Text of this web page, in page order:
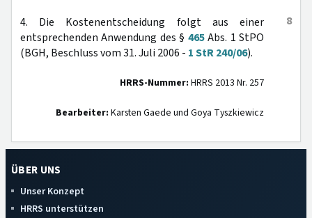
8
4. Die Kostenentscheidung folgt aus einer
entsprechenden Anwendung des § 465Abs. 1 StPO
(BGH, Beschluss vom 31. Juli 2006 - 1 StR 240/06).
HRRS-Nummer: HRRS 2013 Nr. 257
Bearbeiter: Karsten Gaede und Goya Tyszkiewicz
ÜBER UNS
Unser Konzept
HRRS unterstützen